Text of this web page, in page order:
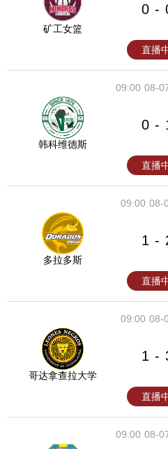
矿工女篮
0 -
直播
08-
09:00
韩科维德斯
0 -
直播
08-
09:00
多拉多斯
1 -
直播
08-
09:00
哥达拿查拉大学
1 -
直播
08-
09:00